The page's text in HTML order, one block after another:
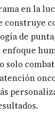
en la
construye
de
solo